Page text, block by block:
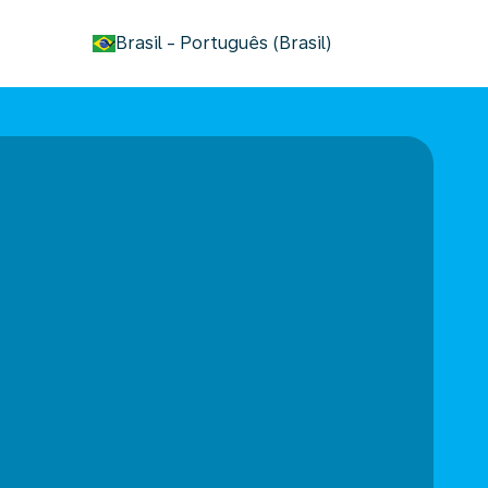
Brasil - Português (Brasil)
keyboard_arrow_down